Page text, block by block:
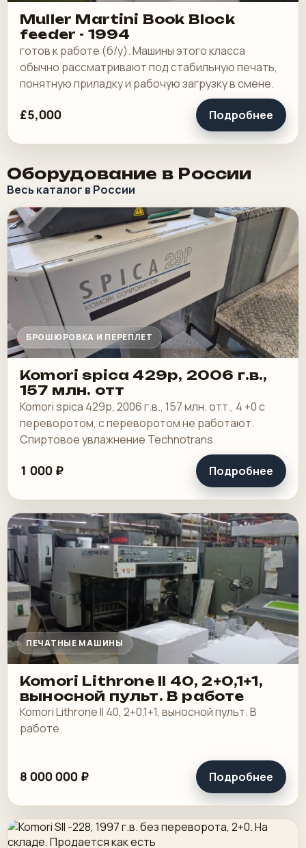
Muller Martini Book Block
feeder - 1994
готов к работе (б/у). Машины этого класса
обычно рассматривают под стабильную печать,
понятную приладку и рабочую загрузку в смене.
£5,000 Подробнее
Оборудование в России
Весь каталог в России
БРОШЮРОВКА И ПЕРЕПЛЕТ
Komori spica 429p, 2006 г.в.,
157 млн. отт
Komori spica 429p, 2006 г.в., 157 млн. отт., 4 +0 с
переворотом, с переворотом не работают.
Спиртовое увлажнение Technotrans.
1 000 ₽ Подробнее
ПЕЧАТНЫЕ МАШИНЫ
Komori Lithrone II 40, 2+0,1+1,
выносной пульт. В работе
Komori Lithrone II 40, 2+0,1+1, выносной пульт. В
работе.
8 000 000 ₽ Подробнее